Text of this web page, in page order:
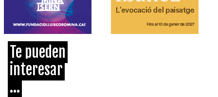
Te pueden
interesar
...